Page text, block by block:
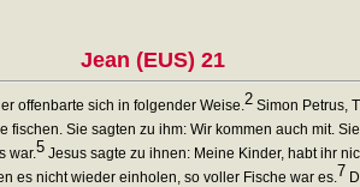
Jean (EUS) 21
offenbarte sich in folgender Weise.2 Simon Petrus,
fischen. Sie sagten zu ihm: Wir kommen auch mit.
war.5 Jesus sagte zu ihnen: Meine Kinder, habt ihr
es nicht wieder einholen, so voller Fische war es.7